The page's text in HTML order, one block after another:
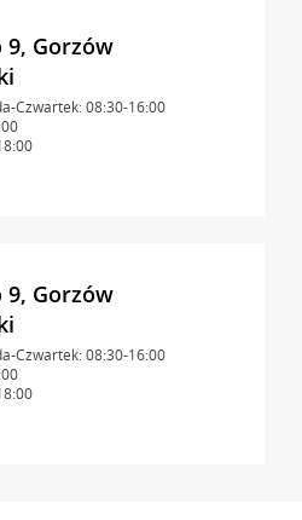
9, Gorzów
Czwartek: 08:30-16:00
9, Gorzów
Czwartek: 08:30-16:00